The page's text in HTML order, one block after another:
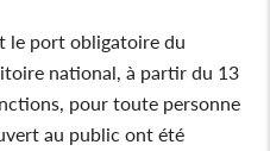
le port obligatoire du
national, à partir du 13
pour toute personne
au public ont été